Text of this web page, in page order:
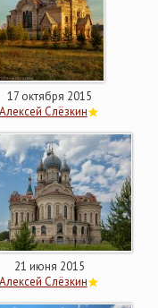
17 октября 2015
Алексей Слёзкин
21 июня 2015
Алексей Слёзкин